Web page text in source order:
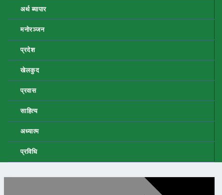
अर्थ ब्यापार
मनोरञ्जन
प्रदेश
खेलकुद
प्रवास
साहित्य
अध्यात्म
प्रविधि